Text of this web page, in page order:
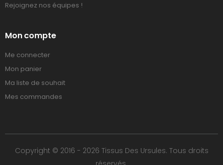
Rejoignez nos équipes !
Mon compte
Me connecter
Mon panier
Ma liste de souhait
Mes commandes
Copyright © 2016 - 2026 Tissus Des Ursules. Tous droits